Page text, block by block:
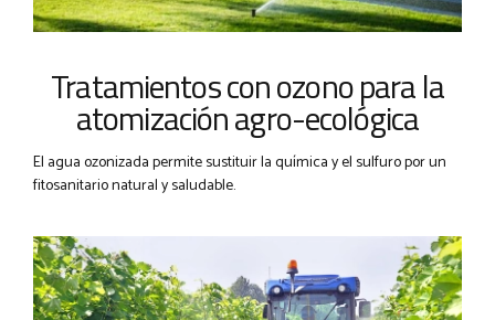
Tratamientos con ozono para la
atomización agro-ecológica
El agua ozonizada permite sustituir la química y el sulfuro por un
fitosanitario natural y saludable.